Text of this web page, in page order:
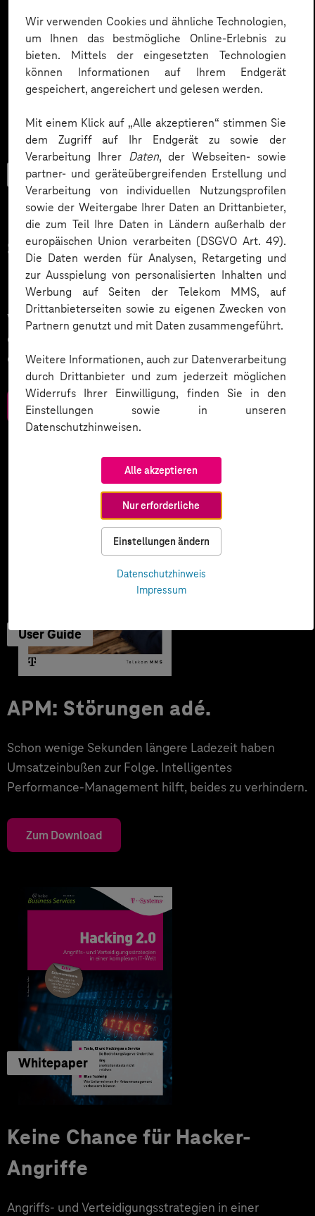
Wir verwenden Cookies und ähnliche Technologien,
um Ihnen das bestmögliche Online-Erlebnis zu
bieten. Mittels der eingesetzten Technologien
können Informationen auf Ihrem Endgerät
gespeichert, angereichert und gelesen werden.
Mit einem Klick auf „Alle akzeptieren“ stimmen Sie
dem Zugriff auf Ihr Endgerät zu sowie der
Verarbeitung Ihrer Daten, der Webseiten- sowie
partner- und geräteübergreifenden Erstellung und
Verarbeitung von individuellen Nutzungsprofilen
sowie der Weitergabe Ihrer Daten an Drittanbieter,
die zum Teil Ihre Daten in Ländern außerhalb der
europäischen Union verarbeiten (DSGVO Art. 49).
Die Daten werden für Analysen, Retargeting und
zur Ausspielung von personalisierten Inhalten und
Werbung auf Seiten der Telekom MMS, auf
Drittanbieterseiten sowie zu eigenen Zwecken von
Partnern genutzt und mit Daten zusammengeführt.
Weitere Informationen, auch zur Datenverarbeitung
durch Drittanbieter und zum jederzeit möglichen
Widerrufs Ihrer Einwilligung, finden Sie in den
Einstellungen sowie in unseren
Datenschutzhinweisen.
Alle akzeptieren
Nur erforderliche
Einstellungen ändern
Datenschutzhinweis
Impressum
Trendbook
Smarter Manufacturing mit
Plan.
Wer komplexe Prozesse digitalisieren will, braucht
einen Plan. Wir haben Strategien zusammengestellt,
die Sie wettbewerbsstark machen.
Zum Download
User Guide
APM: Störungen adé.
Schon wenige Sekunden längere Ladezeit haben
Umsatzeinbußen zur Folge. Intelligentes
Performance-Management hilft, beides zu verhindern.
Zum Download
Whitepaper
Keine Chance für Hacker-
Angriffe
Angriffs- und Verteidigungsstrategien in einer